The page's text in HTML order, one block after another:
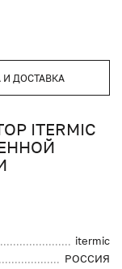
И ДОСТАВКА
ITERMIC
itermic
РОССИЯ